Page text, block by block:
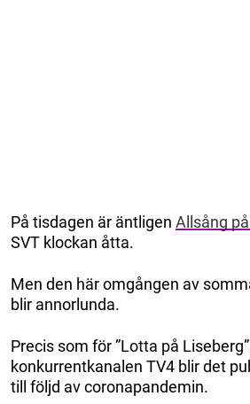
På tisdagen är äntligen Allsång
SVT klockan åtta.
Men den här omgången av
blir annorlunda.
Precis som för ”Lotta på
konkurrentkanalen TV4 blir det
till följd av coronapandemin.